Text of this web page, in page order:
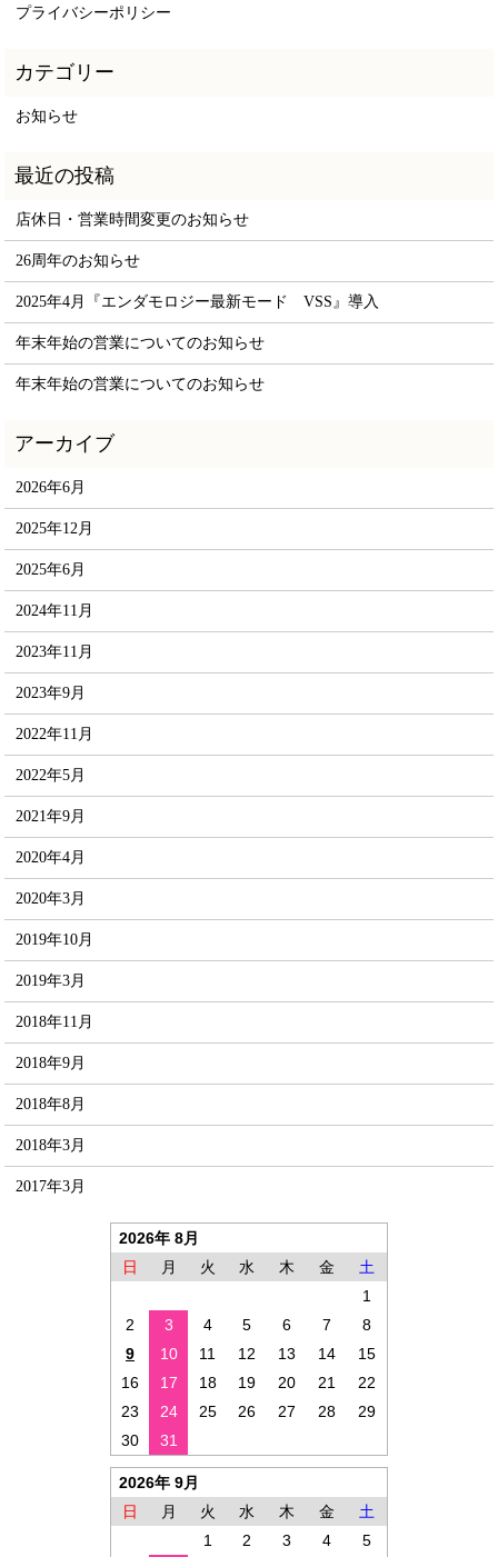
プライバシーポリシー
お知らせ
店休日・営業時間変更のお知らせ
26周年のお知らせ
2025年4月『エンダモロジー最新モード VSS』導入
年末年始の営業についてのお知らせ
年末年始の営業についてのお知らせ
2026年6月
2025年12月
2025年6月
2024年11月
2023年11月
2023年9月
2022年11月
2022年5月
2021年9月
2020年4月
2020年3月
2019年10月
2019年3月
2018年11月
2018年9月
2018年8月
2018年3月
2017年3月
2026年 8月
日
月 火 水 木 金
土
1
2
3 4 5 6 7
8
9
10 11 12 13 14
15
16
17 18 19 20 21
22
23
24 25 26 27 28
29
30
31
2026年 9月
日
月 火 水 木 金
土
1
2 3 4
5